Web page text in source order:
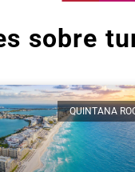
sobre
QUINTANA